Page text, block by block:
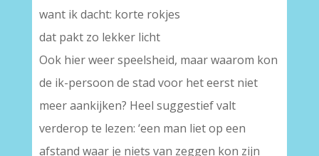
want ik dacht: korte rokjes
dat pakt zo lekker licht
Ook hier weer speelsheid, maar waarom kon
de ik-persoon de stad voor het eerst niet
meer aankijken? Heel suggestief valt
verderop te lezen: ‘een man liet op een
afstand waar je niets van zeggen kon zijn